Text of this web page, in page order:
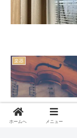
楽器
ホームへ メニュー